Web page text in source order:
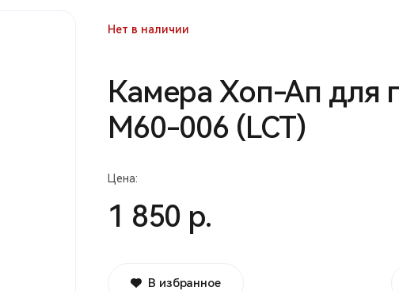
Нет в наличии
Камера Хоп-Ап для
M60-006 (LCT)
Цена:
1 850 р.
В избранное